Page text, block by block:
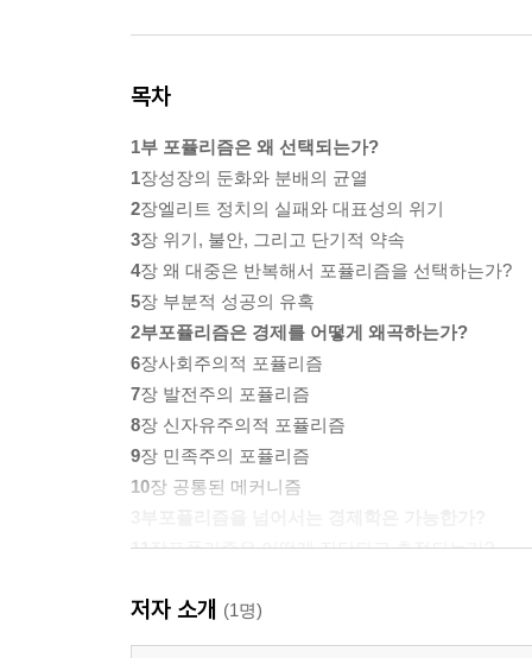
목차
1부 포퓰리즘은 왜 선택되는가?
1장성장의 둔화와 분배의 균열
2장엘리트 정치의 실패와 대표성의 위기
3장 위기, 불안, 그리고 단기적 약속
4장 왜 대중은 반복해서 포퓰리즘을 선택하는가?
5장 부분적 성공의 유혹
2부포퓰리즘은 경제를 어떻게 왜곡하는가?
6장사회주의적 포퓰리즘
7장 발전주의 포퓰리즘
8장 신자유주의적 포퓰리즘
9장 민족주의 포퓰리즘
10장 공통된 메커니즘
11장포퓰리즘은 어떻게 진단되고 측정되는가?
13 장 성장과 분배의 선순환은 가능한가?
14장 재정 규율과 정책 신뢰
저자 소개 (1명)